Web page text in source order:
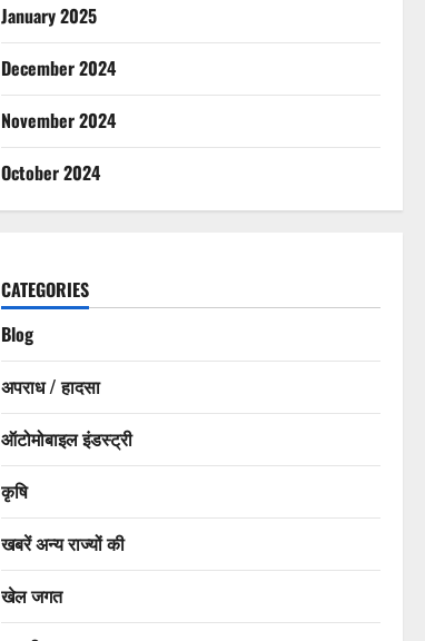
January 2025
December 2024
November 2024
October 2024
CATEGORIES
Blog
अपराध / हादसा
ऑटोमोबाइल इंडस्ट्री
कृषि
खबरें अन्य राज्यों की
खेल जगत